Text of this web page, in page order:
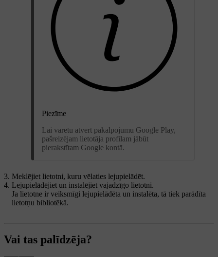
Piezīme
Lai varētu atvērt pakalpojumu Google Play,
pašreizējam lietotāja profilam jābūt
pierakstītam Google kontā.
Meklējiet lietotni, kuru vēlaties lejupielādēt.
Lejupielādējiet un instalējiet vajadzīgo lietotni.
Ja lietotne ir veiksmīgi lejupielādēta un instalēta, tā tiek parādīta
lietotņu bibliotēkā.
Vai tas palīdzēja?